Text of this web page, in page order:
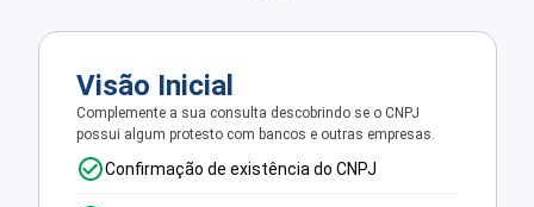
Visão Inicial
Complemente a sua consulta descobrindo se o CNPJ
possui algum protesto com bancos e outras empresas.
Confirmação de existência do CNPJ